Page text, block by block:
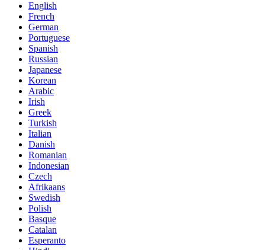
English
French
German
Portuguese
Spanish
Russian
Japanese
Korean
Arabic
Irish
Greek
Turkish
Italian
Danish
Romanian
Indonesian
Czech
Afrikaans
Swedish
Polish
Basque
Catalan
Esperanto